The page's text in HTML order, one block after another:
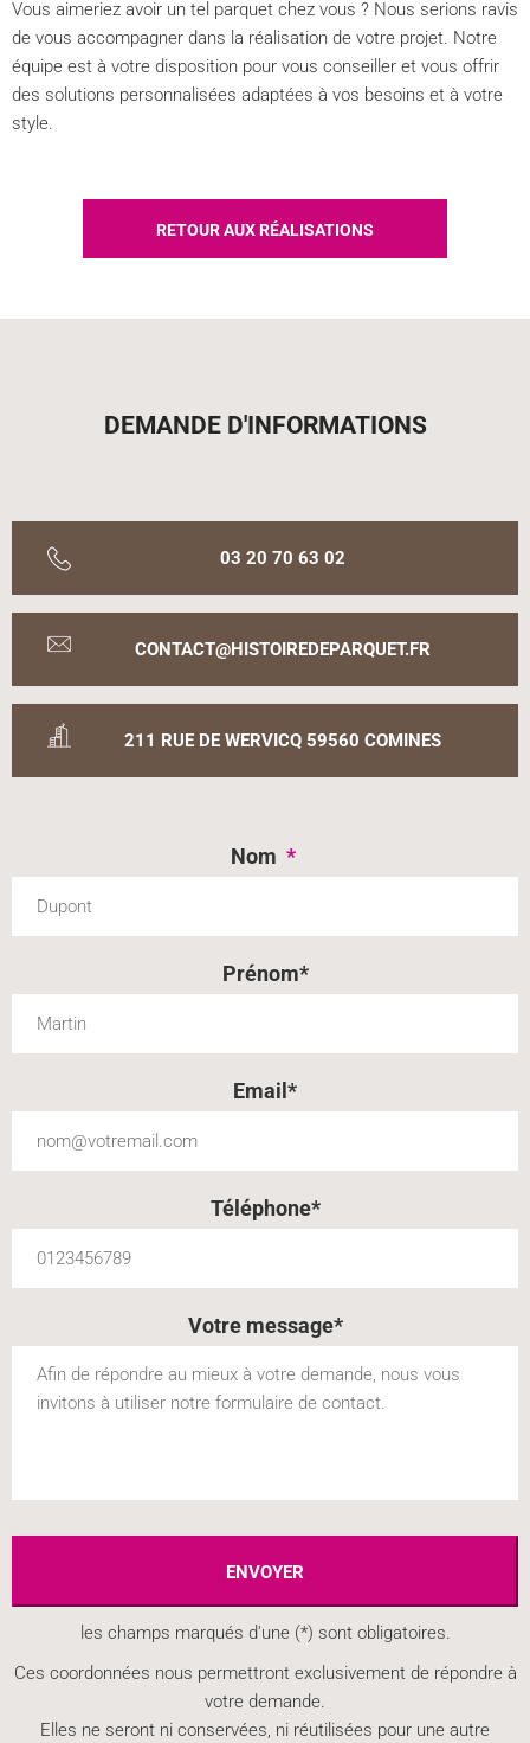
Vous aimeriez avoir un tel parquet chez vous ? Nous serions ravis
de vous accompagner dans la réalisation de votre projet. Notre
équipe est à votre disposition pour vous conseiller et vous offrir
des solutions personnalisées adaptées à vos besoins et à votre
style.
RETOUR AUX RÉALISATIONS
DEMANDE D'INFORMATIONS
03 20 70 63 02
CONTACT@HISTOIREDEPARQUET.FR
211 RUE DE WERVICQ 59560 COMINES
Nom *
Prénom*
Email*
Téléphone*
Votre message*
les champs marqués d'une (*) sont obligatoires.
Ces coordonnées nous permettront exclusivement de répondre à
votre demande.
Elles ne seront ni conservées, ni réutilisées pour une autre